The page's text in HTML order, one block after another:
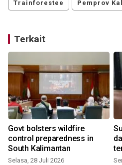
Trainforestee Pemprov
Terkait
Govt bolsters wildfire
control preparedness in
South Kalimantan
Selasa, 28 Juli 2026